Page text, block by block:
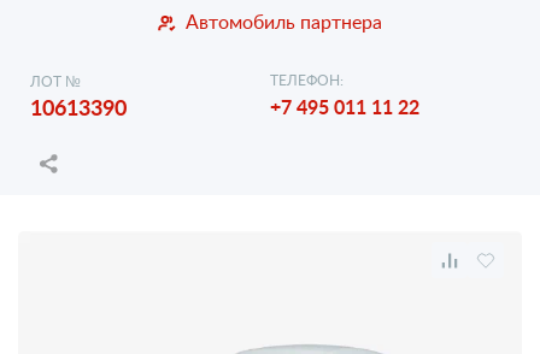
Автомобиль партнера
ЛОТ №
10613390
ТЕЛЕФОН:
+7 495 011 11 22